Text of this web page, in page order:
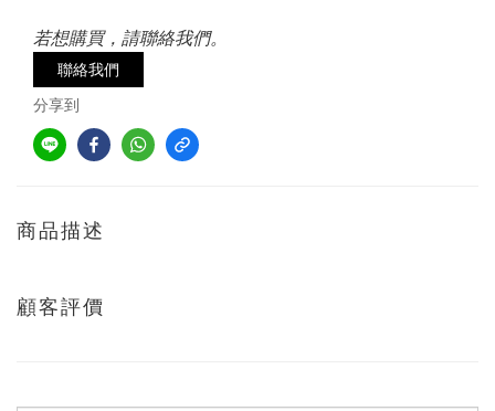
若想購買，請聯絡我們。
聯絡我們
分享到
商品描述
顧客評價